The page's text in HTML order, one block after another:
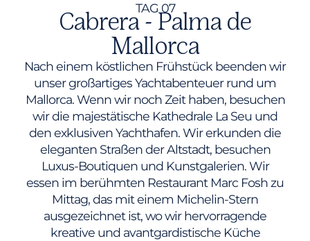
TAG 07
Cabrera - Palma de
Mallorca
Nach einem köstlichen Frühstück beenden wir
unser großartiges Yachtabenteuer rund um
Mallorca. Wenn wir noch Zeit haben, besuchen
wir die majestätische Kathedrale La Seu und
den exklusiven Yachthafen. Wir erkunden die
eleganten Straßen der Altstadt, besuchen
Luxus-Boutiquen und Kunstgalerien. Wir
essen im berühmten Restaurant Marc Fosh zu
Mittag, das mit einem Michelin-Stern
ausgezeichnet ist, wo wir hervorragende
kreative und avantgardistische Küche